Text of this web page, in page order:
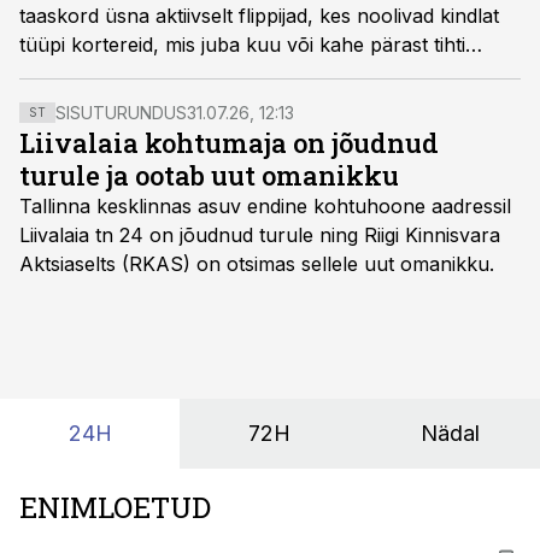
taaskord üsna aktiivselt flippijad, kes noolivad kindlat
tüüpi kortereid, mis juba kuu või kahe pärast tihti
müüki tagasi paisatakse.
ST SISUTURUNDUS31.07.26, 12:13
Liivalaia kohtumaja on jõudnud
turule ja ootab uut omanikku
Tallinna kesklinnas asuv endine kohtuhoone aadressil
Liivalaia tn 24 on jõudnud turule ning Riigi Kinnisvara
Aktsiaselts (RKAS) on otsimas sellele uut omanikku.
24H 72H Nädal
ENIMLOETUD